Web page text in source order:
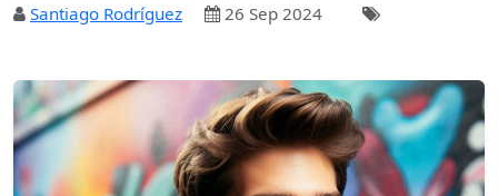
Santiago Rodríguez 26 Sep 2024